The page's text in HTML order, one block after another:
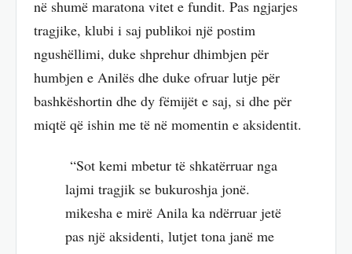
në shumë maratona vitet e fundit. Pas ngjarjes
tragjike, klubi i saj publikoi një postim
ngushëllimi, duke shprehur dhimbjen për
humbjen e Anilës dhe duke ofruar lutje për
bashkëshortin dhe dy fëmijët e saj, si dhe për
miqtë që ishin me të në momentin e aksidentit.
“Sot kemi mbetur të shkatërruar nga
lajmi tragjik se bukuroshja jonë.
mikesha e mirë Anila ka ndërruar jetë
pas një aksidenti, lutjet tona janë me